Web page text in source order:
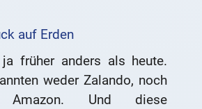
auf Erden
früher anders als heute.
weder Zalando, noch
Und diese